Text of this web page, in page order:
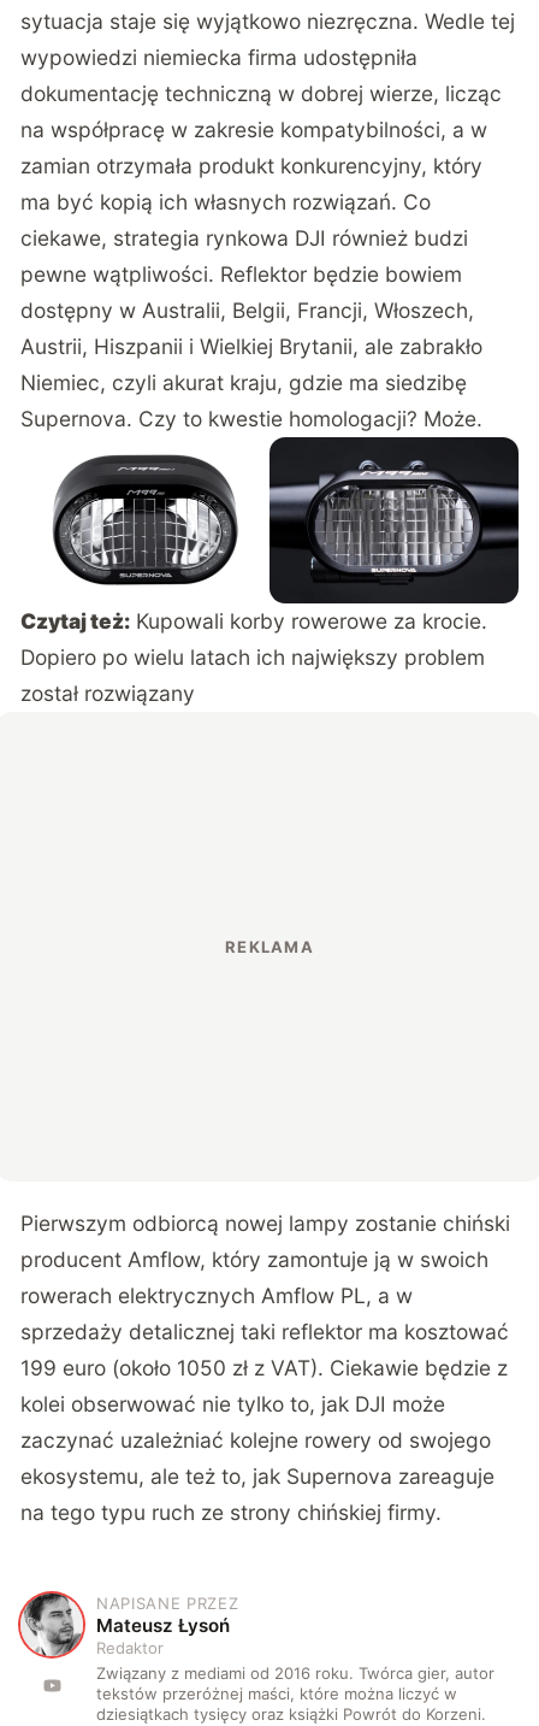
sytuacja staje się wyjątkowo niezręczna. Wedle tej
wypowiedzi niemiecka firma udostępniła
dokumentację techniczną w dobrej wierze, licząc
na współpracę w zakresie kompatybilności, a w
zamian otrzymała produkt konkurencyjny, który
ma być kopią ich własnych rozwiązań. Co
ciekawe, strategia rynkowa DJI również budzi
pewne wątpliwości. Reflektor będzie bowiem
dostępny w Australii, Belgii, Francji, Włoszech,
Austrii, Hiszpanii i Wielkiej Brytanii, ale zabrakło
Niemiec, czyli akurat kraju, gdzie ma siedzibę
Supernova. Czy to kwestie homologacji? Może.
Czytaj też: Kupowali korby rowerowe za krocie.
Dopiero po wielu latach ich największy problem
został rozwiązany
Pierwszym odbiorcą nowej lampy zostanie chiński
producent Amflow, który zamontuje ją w swoich
rowerach elektrycznych Amflow PL, a w
sprzedaży detalicznej taki reflektor ma kosztować
199 euro (około 1050 zł z VAT). Ciekawie będzie z
kolei obserwować nie tylko to, jak DJI może
zaczynać uzależniać kolejne rowery od swojego
ekosystemu, ale też to, jak Supernova zareaguje
na tego typu ruch ze strony chińskiej firmy.
M
NAPISANE PRZEZ
Mateusz Łysoń
Redaktor
Związany z mediami od 2016 roku. Twórca gier, autor
tekstów przeróżnej maści, które można liczyć w
dziesiątkach tysięcy oraz książki Powrót do Korzeni.